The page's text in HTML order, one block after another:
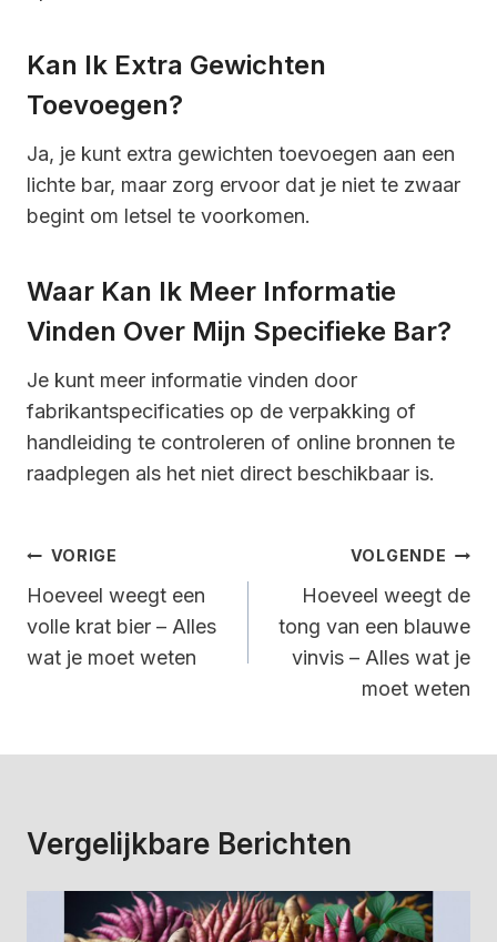
Kan Ik Extra Gewichten
Toevoegen?
Ja, je kunt extra gewichten toevoegen aan een
lichte bar, maar zorg ervoor dat je niet te zwaar
begint om letsel te voorkomen.
Waar Kan Ik Meer Informatie
Vinden Over Mijn Specifieke Bar?
Je kunt meer informatie vinden door
fabrikantspecificaties op de verpakking of
handleiding te controleren of online bronnen te
raadplegen als het niet direct beschikbaar is.
Bericht
Navigatie
VORIGE
Hoeveel weegt een
volle krat bier – Alles
wat je moet weten
VOLGENDE
Hoeveel weegt de
tong van een blauwe
vinvis – Alles wat je
moet weten
Vergelijkbare Berichten